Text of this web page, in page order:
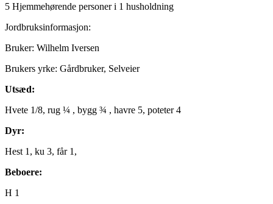
5 Hjemmehørende personer i 1 husholdning
Jordbruksinformasjon:
Bruker: Wilhelm Iversen
Brukers yrke: Gårdbruker, Selveier
Utsæd:
Hvete 1/8, rug ¼ , bygg ¾ , havre 5, poteter 4
Dyr:
Hest 1, ku 3, får 1,
Beboere:
H 1